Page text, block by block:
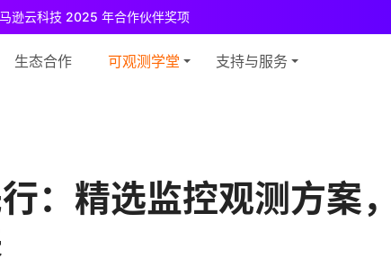
逊云科技 2025 年合作伙伴奖项
中小团队与个人开发者设计，立享强大可观测能力
生态合作 可观测学堂 支持与服务
：精选监控观测方案，